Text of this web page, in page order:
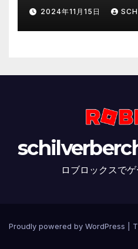
2024年11月15日
ロブロックスで
Proudly powered by WordPress